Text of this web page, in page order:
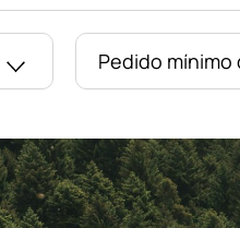
Pedido mínimo